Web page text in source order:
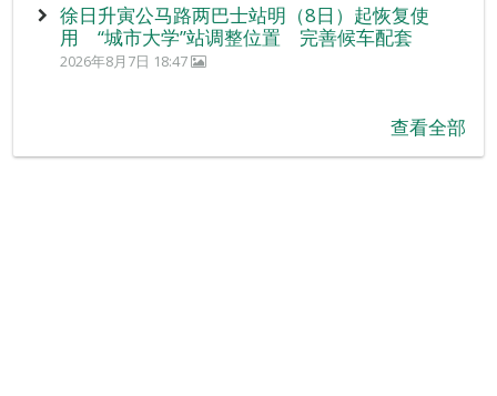
徐日升寅公马路两巴士站明（8日）起恢复使
用 “城市大学”站调整位置 完善候车配套
2026年8月7日 18:47
查看全部